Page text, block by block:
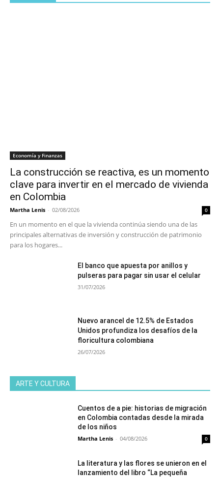
Economía y Finanzas
La construcción se reactiva, es un momento
clave para invertir en el mercado de vivienda
en Colombia
Martha Lenis - 02/08/2026 0
En un momento en el que la vivienda continúa siendo una de las
principales alternativas de inversión y construcción de patrimonio
para los hogares...
El banco que apuesta por anillos y
pulseras para pagar sin usar el celular
31/07/2026
Nuevo arancel de 12.5% de Estados
Unidos profundiza los desafíos de la
floricultura colombiana
26/07/2026
ARTE Y CULTURA
Cuentos de a pie: historias de migración
en Colombia contadas desde la mirada
de los niños
Martha Lenis - 04/08/2026 0
La literatura y las flores se unieron en el
lanzamiento del libro “La pequeña